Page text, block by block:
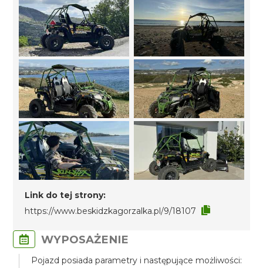
Link do tej strony:
https://www.beskidzkagorzalka.pl/9/18107
WYPOSAŻENIE
Pojazd posiada parametry i następujące możliwości: